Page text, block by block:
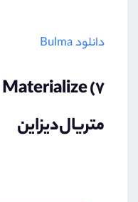
دانلود Bulma
متریال‌دیزاین